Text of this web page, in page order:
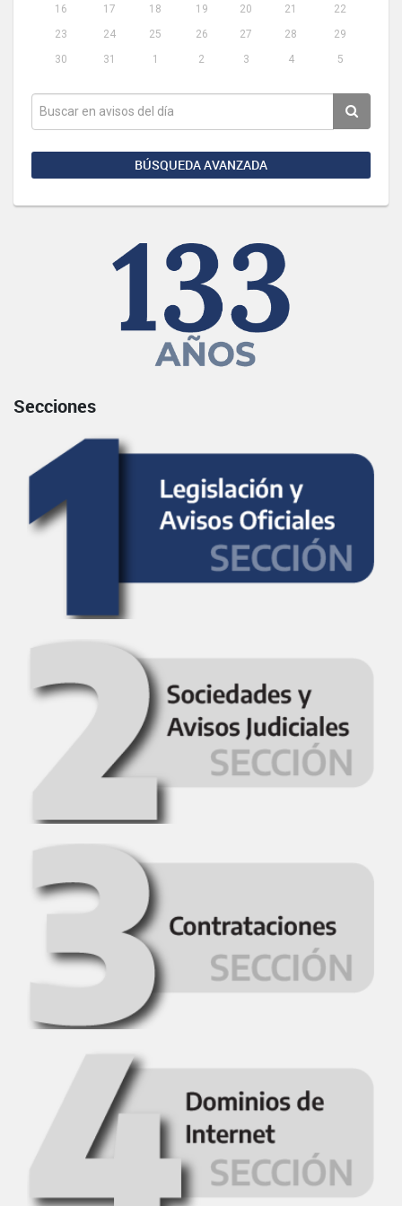
16
17 18 19 20 21
22
23
24 25 26 27 28
29
30
31 1 2 3 4 5
BÚSQUEDA AVANZADA
Secciones